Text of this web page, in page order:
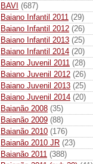
BAVI (687)
Baiano Infantil 2011 (29)
Baiano Infantil 2012 (26)
Baiano Infantil 2013 (25)
Baiano Infantil 2014 (20)
Baiano Juvenil 2011 (28)
Baiano Juvenil 2012 (26)
Baiano Juvenil 2013 (25)
Baiano Juvenil 2014 (20)
Baianão 2008 (35)
Baianão 2009 (88)
Baianão 2010 (176)
Baianão 2010 JR (23)
Baianão 2011 (388)